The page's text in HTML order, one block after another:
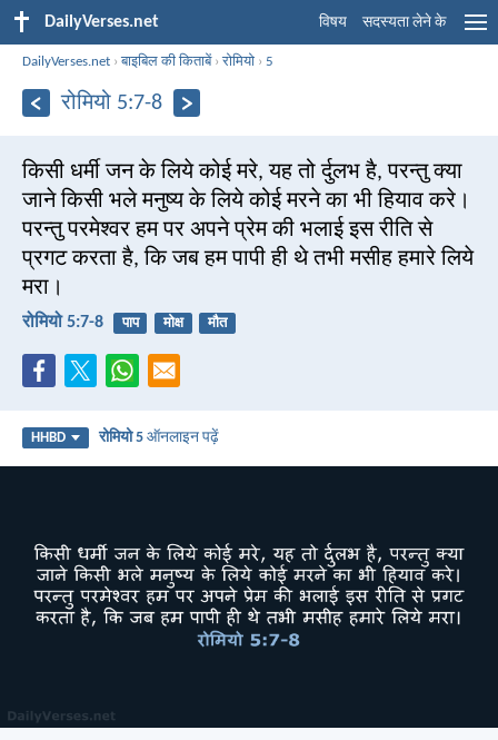
DailyVerses.net विषय सदस्यता लेने के
DailyVerses.net ›बाइबिल की किताबें›रोमियो ›5
रोमियो 5:7-8
किसी धर्मी जन के लिये कोई मरे, यह तो र्दुलभ है, परन्तु क्या
जाने किसी भले मनुष्य के लिये कोई मरने का भी हियाव करे।
परन्तु परमेश्वर हम पर अपने प्रेम की भलाई इस रीति से
प्रगट करता है, कि जब हम पापी ही थे तभी मसीह हमारे लिये
मरा।
रोमियो 5:7-8 पाप मोक्ष मौत
HHBD रोमियो 5 ऑनलाइन पढ़ें